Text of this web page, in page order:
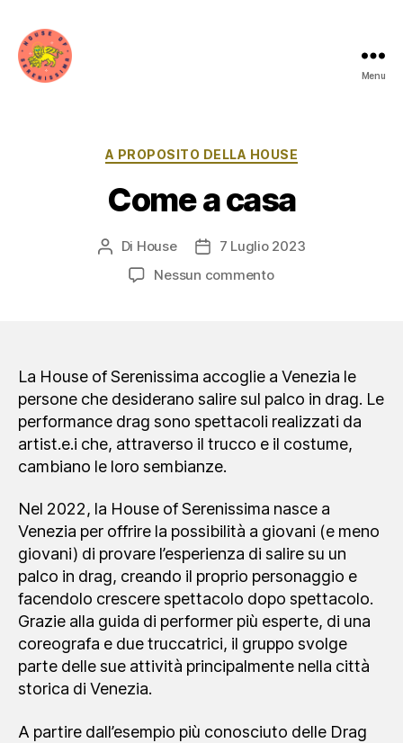
Menu
Categorie
A PROPOSITO DELLA HOUSE
Come a casa
Autore
articolo
Di House
Data7 Luglio 2023
Nessun commentosu
La House of Serenissima accoglie a Venezia le
persone che desiderano salire sul palco in drag. Le
performance drag sono spettacoli realizzati da
artist.e.i che, attraverso il trucco e il costume,
cambiano le loro sembianze.
Nel 2022, la House of Serenissima nasce a
Venezia per offrire la possibilità a giovani (e meno
giovani) di provare l’esperienza di salire su un
palco in drag, creando il proprio personaggio e
facendolo crescere spettacolo dopo spettacolo.
Grazie alla guida di performer più esperte, di una
coreografa e due truccatrici, il gruppo svolge
parte delle sue attività principalmente nella città
storica di Venezia.
A partire dall’esempio più conosciuto delle Drag